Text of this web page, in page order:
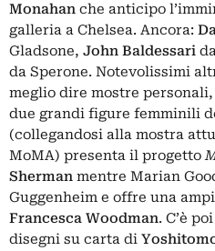
Monahan che anticipo
galleria a Chelsea. Ancora:
Gladsone, John Baldessari
da Sperone. Notevolissimi
meglio dire mostre
due grandi figure femminili
(collegandosi alla mostra
MoMA) presenta il progetto
Sherman mentre Marian
Guggenheim e offre una
Francesca Woodman. C’è
disegni su carta di